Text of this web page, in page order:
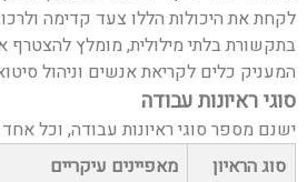
לקחת את היכולות הללו צעד קדימה
בתקשורת בלתי מילולית, מומלץ להצטרף
המעניק כלים לקריאת אנשים וניהול
סוגי ראיונות עבודה
ישנם מספר סוגי ראיונות עבודה, וכל
סוג הראיון
מאפיינים עיקריים